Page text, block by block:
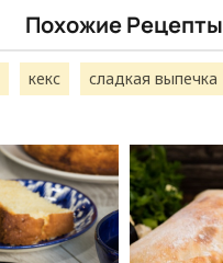
Похожие Рецепты
кекс сладкая выпечка